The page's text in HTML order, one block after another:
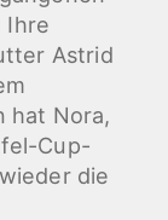
Ihre
Astrid
hat Nora,
Cup-
die